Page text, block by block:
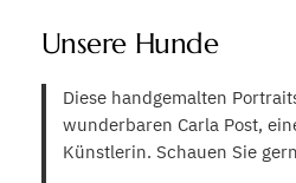
Unsere Hunde
Diese handgemalten
wunderbaren Carla Post,
Künstlerin. Schauen Sie